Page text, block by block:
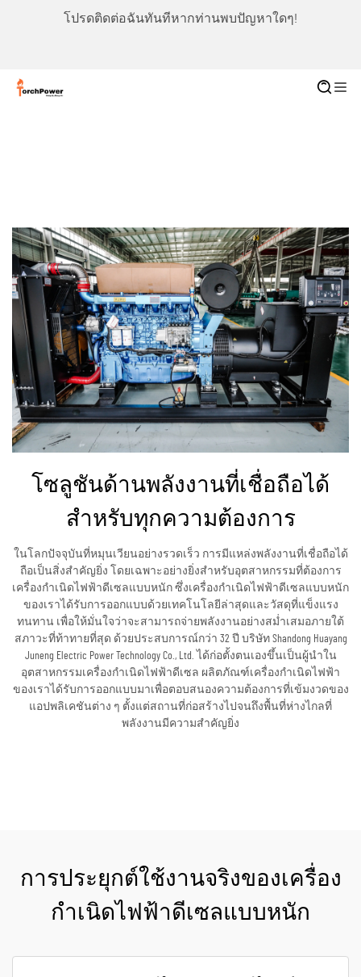
โปรดติดต่อฉันทันทีหากท่านพบปัญหาใดๆ!
โซลูชันด้านพลังงานที่เชื่อถือได้
สำหรับทุกความต้องการ
ในโลกปัจจุบันที่หมุนเวียนอย่างรวดเร็ว การมีแหล่งพลังงานที่เชื่อถือได้
ถือเป็นสิ่งสำคัญยิ่ง โดยเฉพาะอย่างยิ่งสำหรับอุตสาหกรรมที่ต้องการ
เครื่องกำเนิดไฟฟ้าดีเซลแบบหนัก ซึ่งเครื่องกำเนิดไฟฟ้าดีเซลแบบหนัก
ของเราได้รับการออกแบบด้วยเทคโนโลยีล่าสุดและวัสดุที่แข็งแรง
ทนทาน เพื่อให้มั่นใจว่าจะสามารถจ่ายพลังงานอย่างสม่ำเสมอภายใต้
สภาวะที่ท้าทายที่สุด ด้วยประสบการณ์กว่า 32 ปี บริษัท Shandong Huayang
Juneng Electric Power Technology Co., Ltd. ได้ก่อตั้งตนเองขึ้นเป็นผู้นำใน
อุตสาหกรรมเครื่องกำเนิดไฟฟ้าดีเซล ผลิตภัณฑ์เครื่องกำเนิดไฟฟ้า
ของเราได้รับการออกแบบมาเพื่อตอบสนองความต้องการที่เข้มงวดของ
แอปพลิเคชันต่าง ๆ ตั้งแต่สถานที่ก่อสร้างไปจนถึงพื้นที่ห่างไกลที่
พลังงานมีความสำคัญยิ่ง
การประยุกต์ใช้งานจริงของเครื่อง
กำเนิดไฟฟ้าดีเซลแบบหนัก